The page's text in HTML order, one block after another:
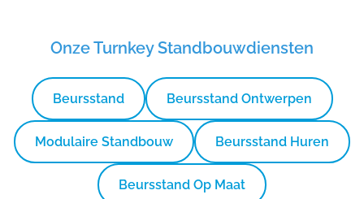
Onze Turnkey Standbouwdiensten
Beursstand Beursstand Ontwerpen
Modulaire Standbouw Beursstand Huren
Beursstand Op Maat